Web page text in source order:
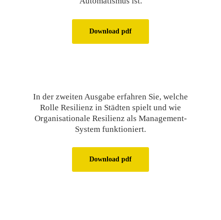
Download pdf
In der zweiten Ausgabe erfahren Sie, welche
Rolle Resilienz in Städten spielt und wie
Organisationale Resilienz als Management-
System funktioniert.
Download pdf